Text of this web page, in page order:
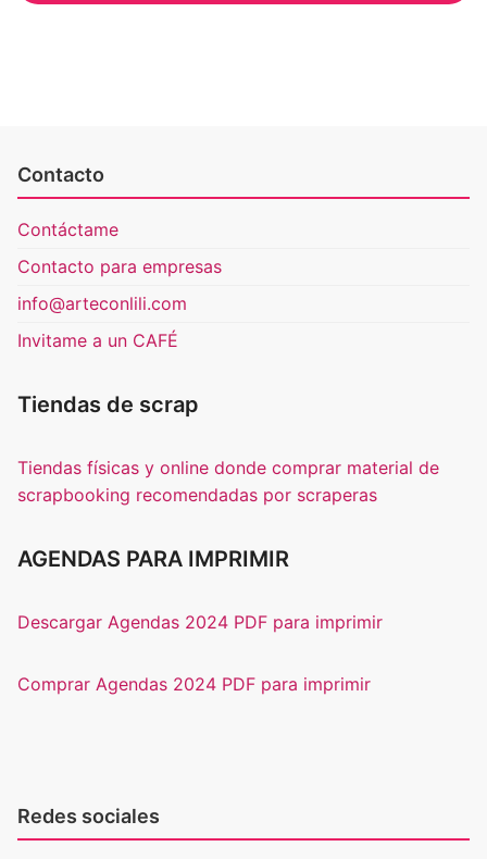
Contacto
Contáctame
Contacto para empresas
info@arteconlili.com
Invitame a un CAFÉ
Tiendas de scrap
Tiendas físicas y online donde comprar material de
scrapbooking recomendadas por scraperas
AGENDAS PARA IMPRIMIR
Descargar Agendas 2024 PDF para imprimir
Comprar Agendas 2024 PDF para imprimir
Redes sociales